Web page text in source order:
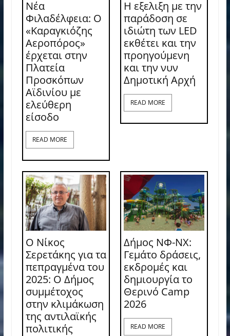
Νέα
Φιλαδέλφεια: Ο
«Καραγκιόζης
Αεροπόρος»
έρχεται στην
Πλατεία
Προσκόπων
Αϊδινίου με
ελεύθερη
είσοδο
READ MORE
Η εξελιξη με την
παράδοση σε
ιδιώτη των LED
εκθέτει και την
προηγούμενη
και την νυν
Δημοτική Αρχή
READ MORE
Ο Νίκος
Σερετάκης για τα
πεπραγμένα του
2025: Ο Δήμος
συμμέτοχος
στην κλιμάκωση
της αντιλαϊκής
πολιτικής
Δήμος ΝΦ-ΝΧ:
Γεμάτο δράσεις,
εκδρομές και
δημιουργία το
Θερινό Camp
2026
READ MORE